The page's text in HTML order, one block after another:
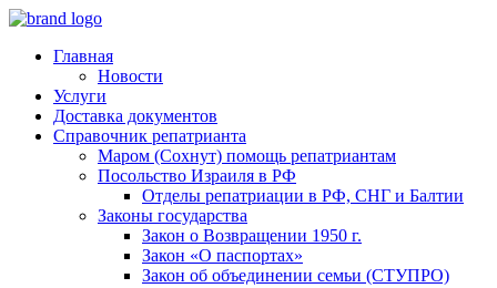
Главная
Новости
Услуги
Доставка документов
Справочник репатрианта
Маром (Сохнут) помощь репатриантам
Посольство Израиля в РФ
Отделы репатриации в РФ, СНГ и Балтии
Законы государства
Закон о Возвращении 1950 г.
Закон «О паспортах»
Закон об объединении семьи (СТУПРО)